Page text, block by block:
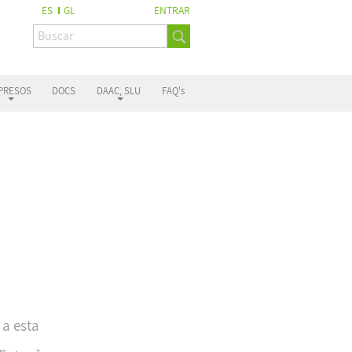
ES GL ENTRAR
DOCS DAAC, SLU FAQ's
esta